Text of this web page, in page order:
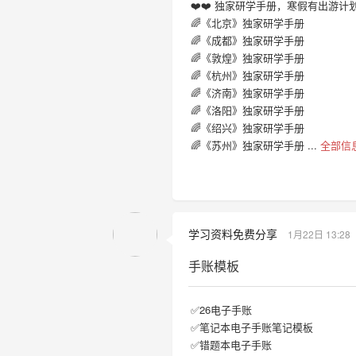
❤️❤️ 独家研学手册，寒假有出游计
🌈《北京》独家研学手册
🌈《成都》独家研学手册
🌈《敦煌》独家研学手册
🌈《杭州》独家研学手册
🌈《济南》独家研学手册
🌈《洛阳》独家研学手册
🌈《绍兴》独家研学手册
🌈《苏州》独家研学手册 ...全部信
学习资料免费分享 1月22日 13:28
手账模板
✅26电子手账
✅笔记本电子手账笔记模板
✅错题本电子手账